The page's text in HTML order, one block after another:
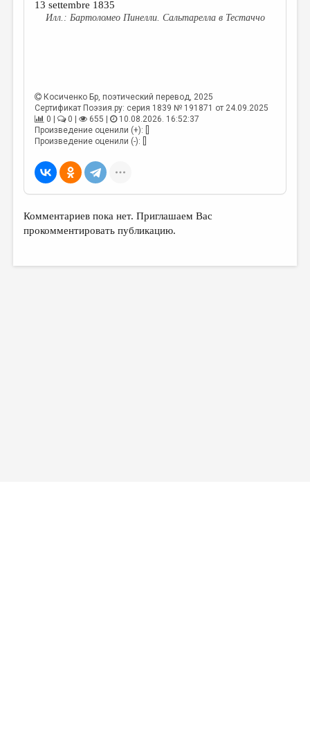
13 settembre 1835
Бартоломео Пинелли. Сальтарелла в Тестаччо
Косиченко Бр , поэтический перевод, 2025
Сертификат Поэзия.ру: серия 1839 № 191871 от 24.09.2025
0 |
0 | 655 |
10.08.2026. 16:52:37
Произведение оценили (+): []
Произведение оценили (-): []
Комментариев пока нет. Приглашаем Вас
прокомментировать публикацию.